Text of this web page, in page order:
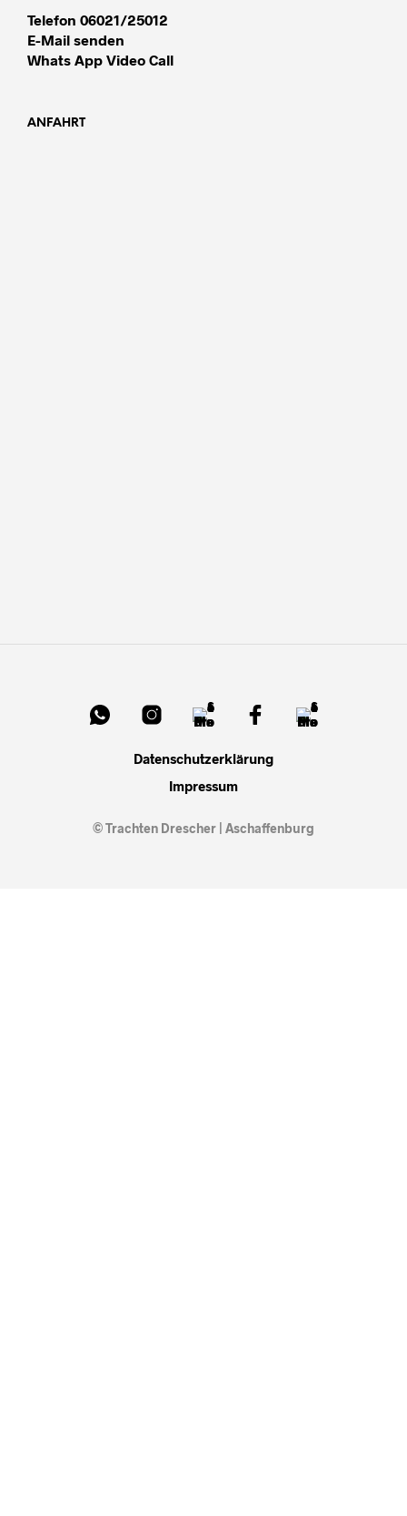
Telefon 06021/25012
E-Mail senden
Whats App Video Call
ANFAHRT
Datenschutzerklärung
Impressum
© Trachten Drescher | Aschaffenburg